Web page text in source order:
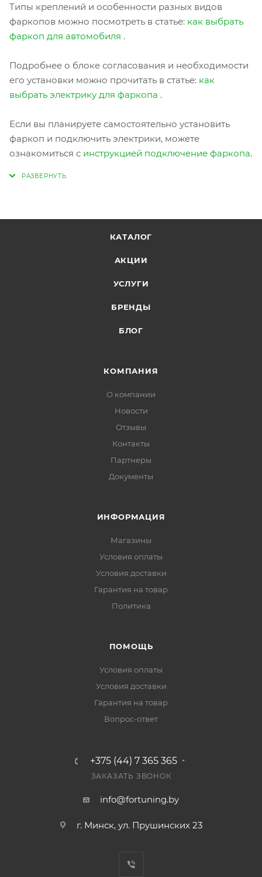
Типы креплений и особенности разных видов
фаркопов можно посмотреть в статье: как выбрать
фаркоп для автомобиля .
Подробнее о блоке согласования и необходимости
его установки можно прочитать в статье: как
выбрать электрику для фаркопа .
Если вы планируете самостоятельно установить
фаркоп и подключить электрики, можете
ознакомиться с инструкцией подключение фаркопа.
КАТАЛОГ
АКЦИИ
УСЛУГИ
БРЕНДЫ
БЛОГ
КОМПАНИЯ
О компании
Новости
Отзывы
Контакты
Партнеры
Документы
ИНФОРМАЦИЯ
Магазины
Условия оплаты
Условия доставки
Гарантия на товар
Политика
ПОМОЩЬ
Условия оплаты
Условия доставки
Гарантия на товар
Вопрос-ответ
+375 (44) 7 365 365
ЗАКАЗАТЬ ЗВОНОК
info@fortuning.by
г. Минск, ул. Прушинских 23